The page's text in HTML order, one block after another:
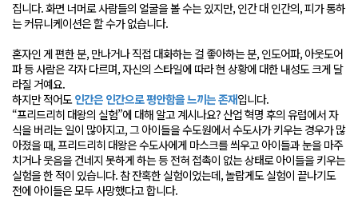
집니다. 화면 너머로 사람들의 얼굴을 볼 수는 있지만, 인간 대 인간의, 피가 통하
는 커뮤니케이션은 할 수가 없습니다.
혼자인 게 편한 분, 만나거나 직접 대화하는 걸 좋아하는 분, 인도어파, 아웃도어
파 등 사람은 각자 다르며, 자신의 스타일에 따라 현 상황에 대한 내성도 크게 달
라질 거예요.
하지만 적어도인간은 인간으로 평안함을 느끼는 존재입니다.
“프리드리히 대왕의 실험”에 대해 알고 계시나요? 산업 혁명 후의 유럽에서 자
식을 버리는 일이 많아지고, 그 아이들을 수도원에서 수도사가 키우는 경우가 많
아졌을 때, 프리드리히 대왕은 수도사에게 마스크를 씌우고 아이들과 눈을 마주
치거나 웃음을 건네지 못하게 하는 등 전혀 접촉이 없는 상태로 아이들을 키우는
실험을 한 적이 있습니다. 참 잔혹한 실험이었는데, 놀랍게도 실험이 끝나기도
전에 아이들은 모두 사망했다고 합니다.